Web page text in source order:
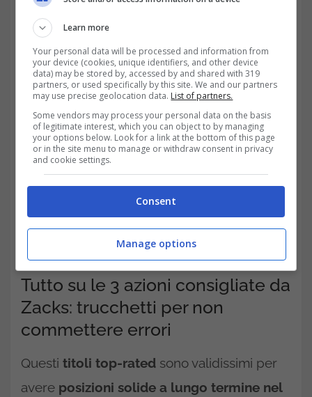
Presenta un rapporto di distribuzione
inferiore al 30%, e dovrebbe avere ampio
margine di leva finanziaria in futuro.
Tutto su le 3 azioni consigliate da
Zacks: trucchetti per non
commettere errori
Questi titoli top-rated sono validissimi per
avere posizioni solide a lungo termine nel
Learn more
Your personal data will be processed and information from
your device (cookies, unique identifiers, and other device
data) may be stored by, accessed by and shared with 319
partners, or used specifically by this site. We and our partners
may use precise geolocation data. List of partners.
Some vendors may process your personal data on the basis
of legitimate interest, which you can object to by managing
your options below. Look for a link at the bottom of this page
or in the site menu to manage or withdraw consent in privacy
and cookie settings.
Consent
Manage options